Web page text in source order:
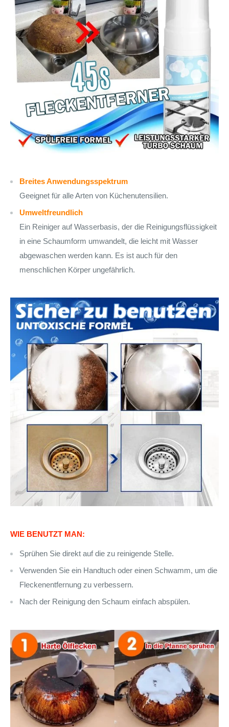
Breites Anwendungsspektrum
Geeignet für alle Arten von Küchenutensilien.
Umweltfreundlich
Ein Reiniger auf Wasserbasis, der die Reinigungsflüssigkeit
in eine Schaumform umwandelt, die leicht mit Wasser
abgewaschen werden kann. Es ist auch für den
menschlichen Körper ungefährlich.
WIE BENUTZT MAN:
Sprühen Sie direkt auf die zu reinigende Stelle.
Verwenden Sie ein Handtuch oder einen Schwamm, um die
Fleckenentfernung zu verbessern.
Nach der Reinigung den Schaum einfach abspülen.